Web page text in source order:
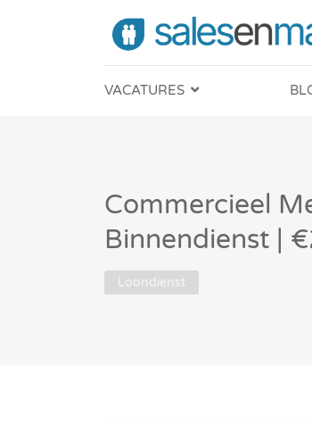
VACATURES
Commercieel
Binnendienst |
Loondienst